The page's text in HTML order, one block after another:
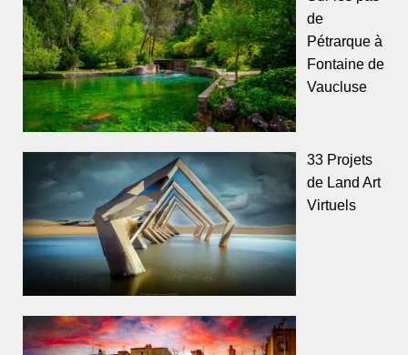
de
Pétrarque à
Fontaine de
Vaucluse
33 Projets
de Land Art
Virtuels